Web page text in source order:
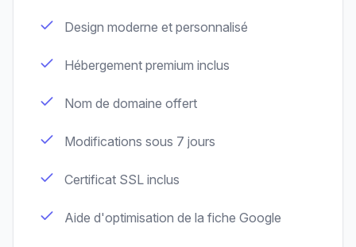
Design moderne et personnalisé
Hébergement premium inclus
Nom de domaine offert
Modifications sous 7 jours
Certificat SSL inclus
Aide d'optimisation de la fiche Google